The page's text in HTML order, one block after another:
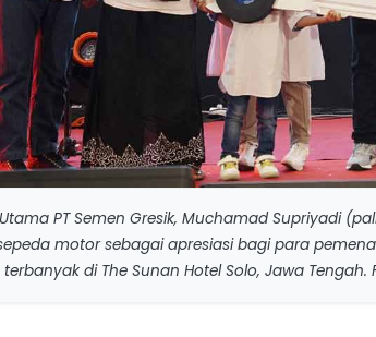
PT Semen Gresik, Muchamad Supriyadi
motor sebagai apresiasi bagi para
di The Sunan Hotel Solo, Jawa Tengah.